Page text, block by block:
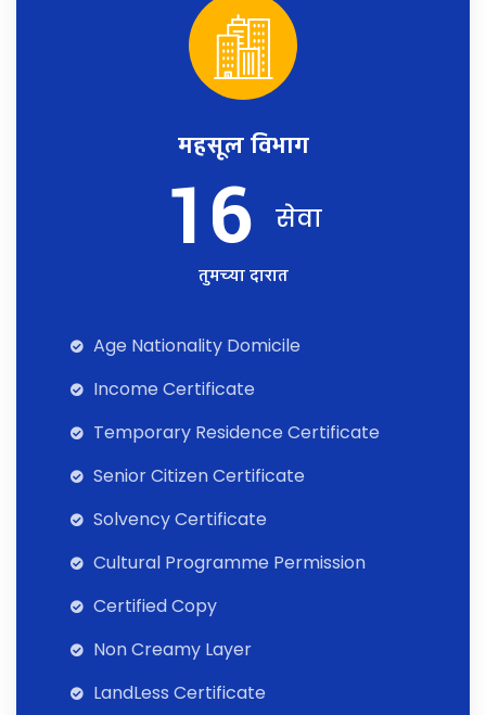
महसूल विभाग
16 सेवा
तुमच्या दारात
Age Nationality Domicile
Income Certificate
Temporary Residence Certificate
Senior Citizen Certificate
Solvency Certificate
Cultural Programme Permission
Certified Copy
Non Creamy Layer
LandLess Certificate